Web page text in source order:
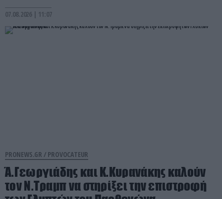
07.08.2026 | 11:07
PRONEWS.GR / PROVOCATEUR
Ά.Γεωργιάδης και Κ.Κυρανάκης καλούν
τον Ν.Τραμπ να στηρίξει την επιστροφή